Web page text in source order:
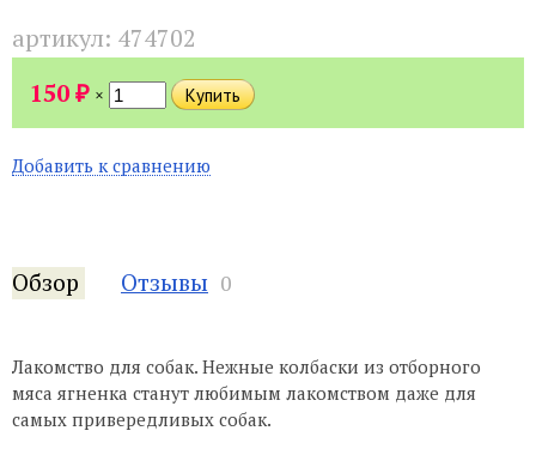
артикул: 474702
150₽ ×
Добавить к сравнению
Обзор Отзывы 0
Лакомство для собак. Нежные колбаски из отборного
мяса ягненка станут любимым лакомством даже для
самых привередливых собак.